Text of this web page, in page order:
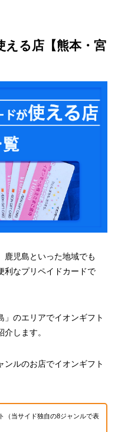
る店【熊本・宮
鹿児島といった地域でも
利なプリペイドカードで
」のエリアでイオンギフト
します。
ンルのお店でイオンギフト
（当サイド独自の8ジャンルで表